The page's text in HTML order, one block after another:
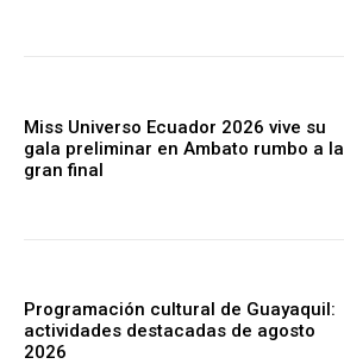
Miss Universo Ecuador 2026 vive su
gala preliminar en Ambato rumbo a la
gran final
Programación cultural de Guayaquil:
actividades destacadas de agosto
2026